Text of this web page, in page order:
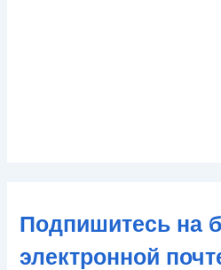
Подпишитесь на
электронной